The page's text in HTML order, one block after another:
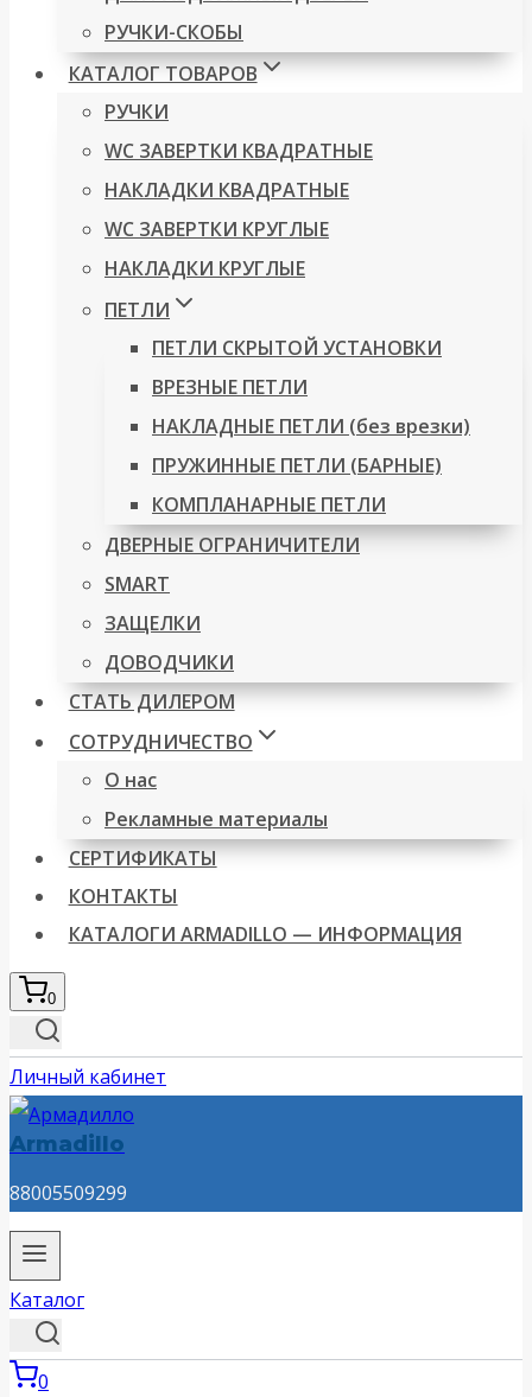
РУЧКИ-СКОБЫ
КАТАЛОГ ТОВАРОВ
РУЧКИ
WC ЗАВЕРТКИ КВАДРАТНЫЕ
НАКЛАДКИ КВАДРАТНЫЕ
WC ЗАВЕРТКИ КРУГЛЫЕ
НАКЛАДКИ КРУГЛЫЕ
ПЕТЛИ
ПЕТЛИ СКРЫТОЙ УСТАНОВКИ
ВРЕЗНЫЕ ПЕТЛИ
НАКЛАДНЫЕ ПЕТЛИ (без врезки)
ПРУЖИННЫЕ ПЕТЛИ (БАРНЫЕ)
КОМПЛАНАРНЫЕ ПЕТЛИ
ДВЕРНЫЕ ОГРАНИЧИТЕЛИ
SMART
ЗАЩЕЛКИ
ДОВОДЧИКИ
СТАТЬ ДИЛЕРОМ
СОТРУДНИЧЕСТВО
О нас
Рекламные материалы
СЕРТИФИКАТЫ
КОНТАКТЫ
КАТАЛОГИ ARMADILLO — ИНФОРМАЦИЯ
0
Личный кабинет
Armadillo
88005509299
Каталог
0